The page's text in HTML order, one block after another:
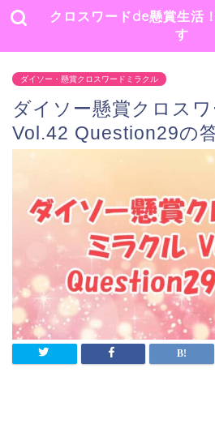
クロスワードde懸賞生活
す
ダイソー・懸賞クロスワードミラクル
ダイソー懸賞クロス
Vol.42 Question29の